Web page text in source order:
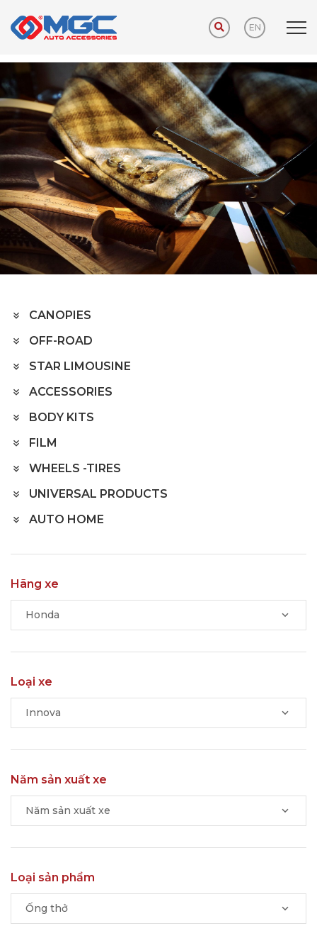
EN
Home PRODUCTS AUTO HOME
CANOPIES
OFF-ROAD
STAR LIMOUSINE
ACCESSORIES
BODY KITS
FILM
WHEELS -TIRES
UNIVERSAL PRODUCTS
AUTO HOME
Hãng xe
Honda
Loại xe
Innova
Năm sản xuất xe
Năm sản xuất xe
Loại sản phẩm
Ống thở